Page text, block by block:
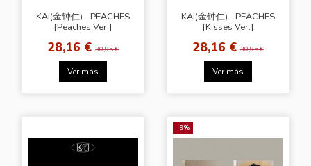
KAI(金钟仁) - PEACHES
[Peaches Ver.]
28,16 €30,95 €
Ver más
KAI(金钟仁) - PEACHES
[Kisses Ver.]
28,16 €30,95 €
Ver más
-9%